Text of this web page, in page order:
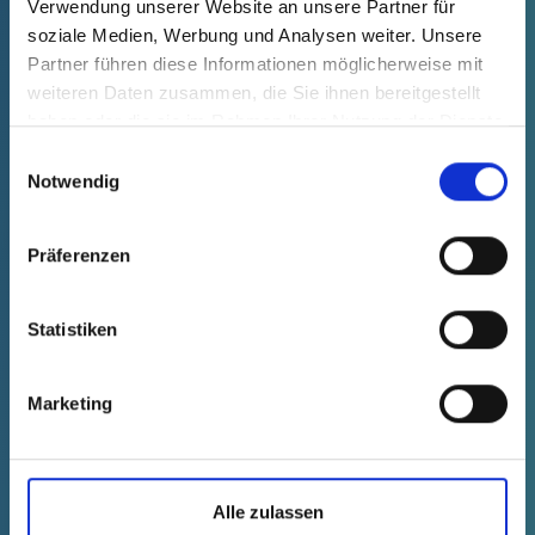
Verwendung unserer Website an unsere Partner für
soziale Medien, Werbung und Analysen weiter. Unsere
Partner führen diese Informationen möglicherweise mit
weiteren Daten zusammen, die Sie ihnen bereitgestellt
haben oder die sie im Rahmen Ihrer Nutzung der Dienste
Notwendig
Präferenzen
Statistiken
Marketing
Alle zulassen
GPN 245 QC 12,7 PE-HD, natur
Technische Daten
einblenden
Bestell-Nr.
24501270000
Stückpreis Auswahl Anzahl (Stk.)